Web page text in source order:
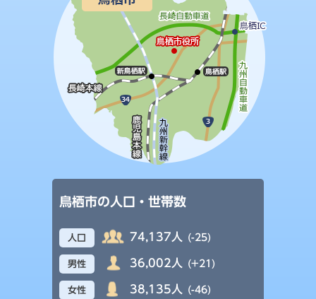
鳥栖市の人口・世帯数
人口 74,137人 (-25)
男性 36,002人 (+21)
女性 38,135人 (-46)